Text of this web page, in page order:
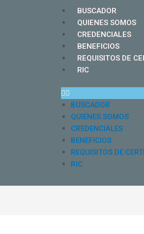
BUSCADOR
QUIENES SOMOS
CREDENCIALES
BENEFICIOS
REQUISITOS DE
RIC
Menu
BUSCADOR
QUIENES SOMOS
CREDENCIALES
BENEFICIOS
REQUISITOS DE
RIC